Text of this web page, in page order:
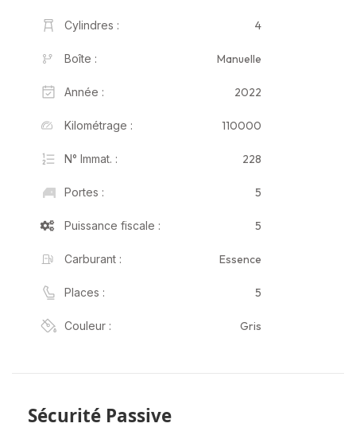
Cylindres : 4
Boîte : Manuelle
Année : 2022
Kilométrage : 110000
N° Immat. : 228
Portes : 5
Puissance fiscale : 5
Carburant : Essence
Places : 5
Couleur : Gris
Sécurité Passive